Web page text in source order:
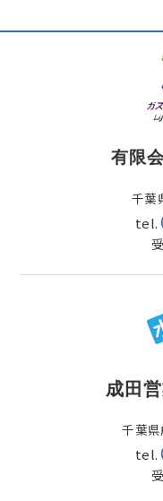
有限
千葉
tel.
成田
千葉
tel.